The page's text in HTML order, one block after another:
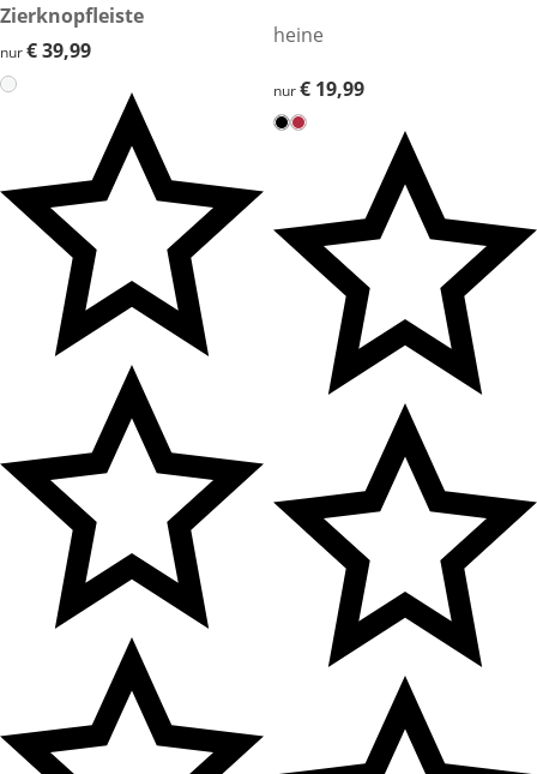
Zierknopfleiste
€ 39,99
nur€ 39,99
heine
€ 19,99
nur€ 19,99